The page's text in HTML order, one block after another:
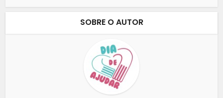
SOBRE O AUTOR